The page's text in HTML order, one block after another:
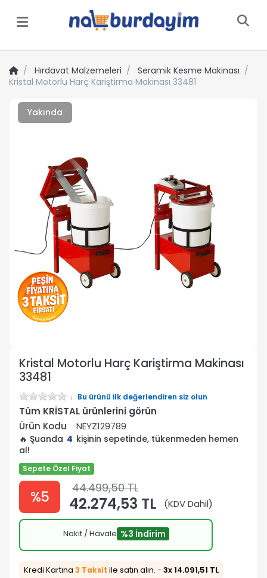
Menü
Hırdavat Malzemeleri
Seramik Kesme Makinası
Kristal Motorlu Harç Kariştirma Makinası 33481
Yakında
Kristal Motorlu Harç Kariştirma Makinası
33481
Bu ürünü ilk değerlendiren siz olun
Tüm KRİSTAL ürünlerini görün
Ürün Kodu
NEYZ129789
🔥 Şuanda 4 kişinin sepetinde, tükenmeden hemen
al!
Sepete Özel Fiyat
%5 44.499,50 TL
42.274,53 TL (KDV Dahil)
Nakit / Havale %3 İndirim
Kredi Kartına 3 Taksit ile satın alın. - 3x 14.091,51 TL